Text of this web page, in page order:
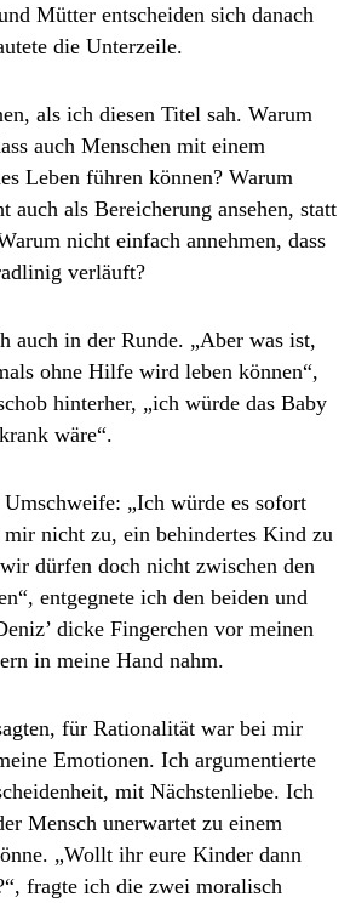
Mütter entscheiden sich danach
die Unterzeile.
als ich diesen Titel sah. Warum
auch Menschen mit einem
Leben führen können? Warum
auch als Bereicherung ansehen, statt
nicht einfach annehmen, dass
verläuft?
auch in der Runde. „Aber was ist,
ohne Hilfe wird leben können“,
hinterher, „ich würde das Baby
wäre“.
„Ich würde es sofort
nicht zu, ein behindertes Kind zu
dürfen doch nicht zwischen den
entgegnete ich den beiden und
dicke Fingerchen vor meinen
in meine Hand nahm.
für Rationalität war bei mir
Emotionen. Ich argumentierte
mit Nächstenliebe. Ich
Mensch unerwartet zu einem
„Wollt ihr eure Kinder dann
fragte ich die zwei moralisch